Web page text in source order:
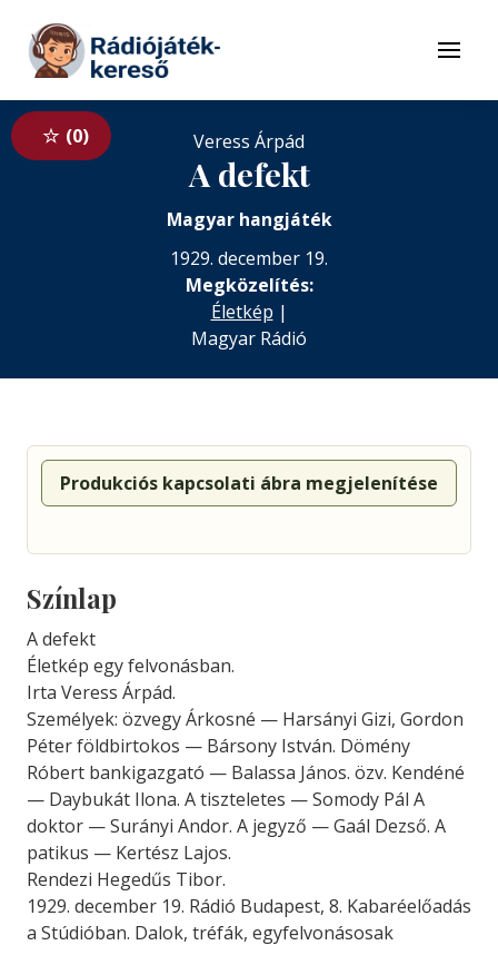
Tovább a tartalomhoz
Menü
0 Veress Árpád
A defekt
Magyar hangjáték
1929. december 19.
Megközelítés:
Életkép |
Magyar Rádió
Produkciós kapcsolati ábra megjelenítése
Színlap
A defekt
Életkép egy felvonásban.
Irta Veress Árpád.
Személyek: özvegy Árkosné — Harsányi Gizi, Gordon
Péter földbirtokos — Bársony István. Dömény
Róbert bankigazgató — Balassa János. özv. Kendéné
— Daybukát Ilona. A tiszteletes — Somody Pál A
doktor — Surányi Andor. A jegyző — Gaál Dezső. A
patikus — Kertész Lajos.
Rendezi Hegedűs Tibor.
1929. december 19. Rádió Budapest, 8. Kabaréelőadás
a Stúdióban. Dalok, tréfák, egyfelvonásosak